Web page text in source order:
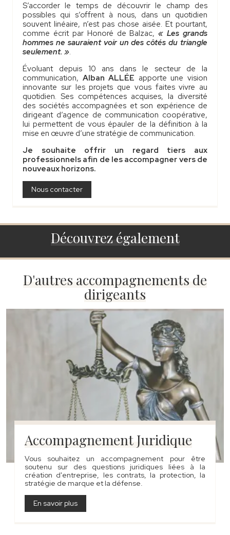
S’accorder le temps de découvrir le champ des
possibles qui s’offrent à nous, dans un quotidien
souvent linéaire, n’est pas chose aisée. Et pourtant,
comme écrit par Honoré de Balzac, « Les grands
hommes ne sauraient voir un des côtés du triangle
seulement. ».
Évoluant depuis 10 ans dans le secteur de la
communication, Alban ALLÉE apporte une vision
innovante sur les projets que vous faites vivre au
quotidien. Ses compétences acquises, la diversité
des sociétés accompagnées et son expérience de
dirigeant d’agence de communication coopérative,
lui permettent de vous épauler de la définition à la
mise en œuvre d’une stratégie de communication.
Je souhaite offrir un regard tiers aux
professionnels afin de les accompagner vers de
nouveaux horizons.
Nous contacter
Découvrez également
D'autres accompagnements de
dirigeants
Accompagnement Juridique
Vous souhaitez un accompagnement pour être
soutenu sur des questions juridiques liées à la
création d'entreprise, les contrats, la protection, la
stratégie de marque et la défense.
En savoir plus